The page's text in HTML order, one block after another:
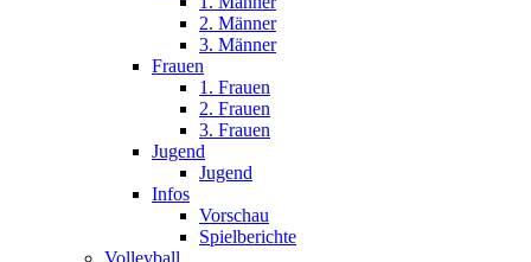
2. Männer
3. Männer
Frauen
1. Frauen
2. Frauen
3. Frauen
Jugend
Jugend
Infos
Vorschau
Spielberichte
Volleyball